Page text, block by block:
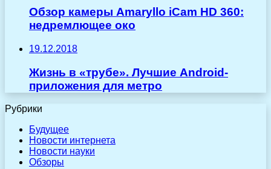
Обзор камеры Amaryllo iCam HD 360:
недремлющее око
19.12.2018
Жизнь в «трубе». Лучшие Android-
приложения для метро
Рубрики
Будущее
Новости интернета
Новости науки
Обзоры